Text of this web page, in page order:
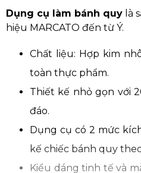
Dụng cụ làm bánh quy là
hiệu MARCATO đến từ Ý.
Chất liệu: Hợp kim
toàn thực phẩm.
Thiết kế nhỏ gọn với
đáo.
Dụng cụ có 2 mức
kế chiếc bánh quy
Kiểu dáng tinh tế và